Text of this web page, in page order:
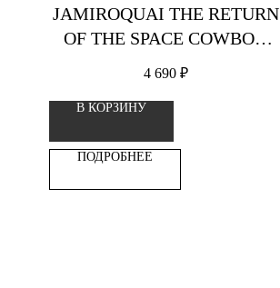
JAMIROQUAI THE RETURN
OF THE SPACE COWBOY
2LP ВИНИЛОВАЯ
4 690 ₽
В КОРЗИНУ
ПОДРОБНЕЕ